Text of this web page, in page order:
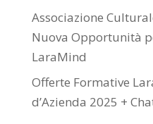
Associazione
Nuova Opportunità
LaraMind
Offerte Formative
d’Azienda 2025 +